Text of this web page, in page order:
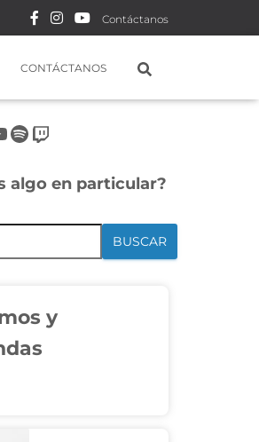
Contáctanos
CONTÁCTANOS
algo en particular?
BUSCAR
y